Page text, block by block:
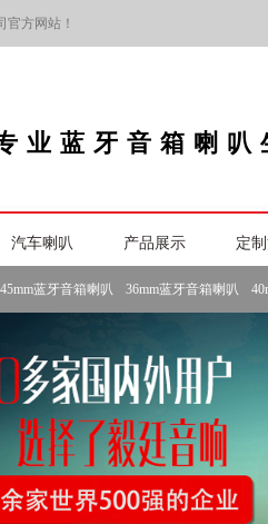
方网站！
业蓝牙音箱喇叭
汽车喇叭 产品展示 定
45mm蓝牙音箱喇叭 36mm蓝牙音箱喇叭